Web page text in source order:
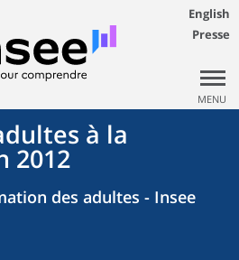
English
Presse
MENU
à la
2012
des adultes - Insee